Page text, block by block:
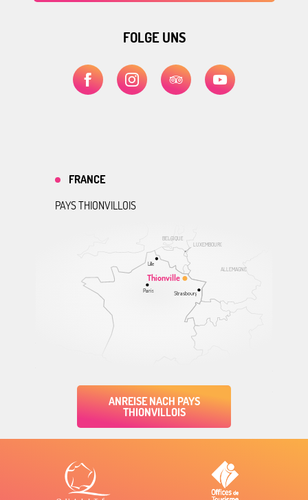
FOLGE UNS
ALLEMAGNE
BELGIQUE
LUXEMBOURG
Thionville
Lille
Paris Strasbourg
FRANCE
PAYS THIONVILLOIS
ANREISE NACH PAYS
THIONVILLOIS